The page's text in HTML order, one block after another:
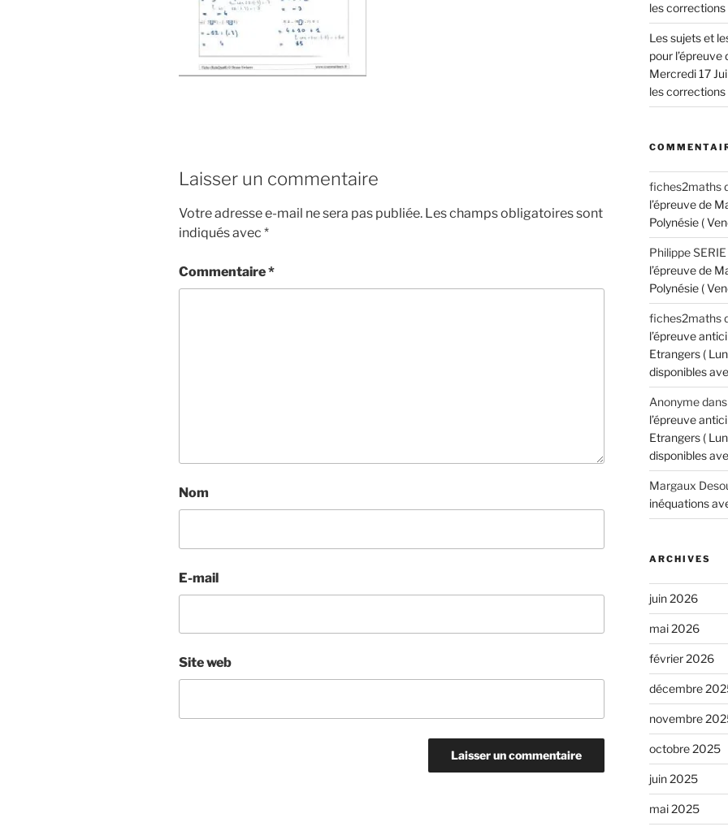
Laisser un commentaire
Votre adresse e-mail ne sera pas publiée. Les champs obligatoires sont
indiqués avec *
Commentaire*
Nom
E-mail
Site web
les corrections
Les sujets et
pour
Mercredi 17
les corrections
fiches2maths
l’épreuve de
Polynésie (
Philippe SERIE
l’épreuve de
Polynésie (
fiches2maths
l’épreuve
Etrangers (
disponibles
Anonyme
l’épreuve
Etrangers (
disponibles
Margaux
inéquations
ARCHIVES
juin 2026
mai 2026
février 2026
décembre
novembre
octobre 2025
juin 2025
mai 2025